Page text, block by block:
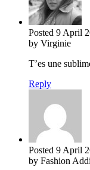
Posted 9 April
by Virginie
T’es une
Reply
Posted 9 April
by Fashion